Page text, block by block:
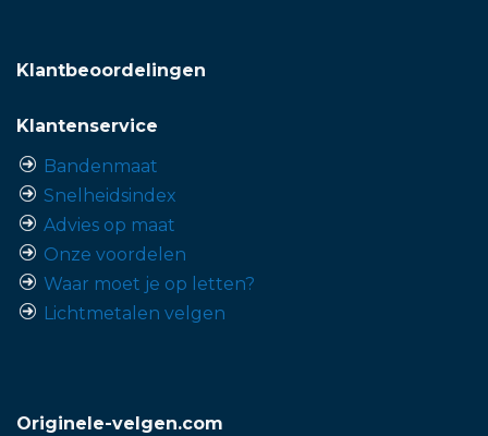
Klantbeoordelingen
Klantenservice
Bandenmaat
Snelheidsindex
Advies op maat
Onze voordelen
Waar moet je op letten?
Lichtmetalen velgen
Originele-velgen.com